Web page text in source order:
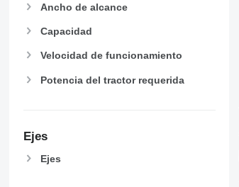
Ancho de alcance
Capacidad
Velocidad de funcionamiento
Potencia del tractor requerida
Ejes
Ejes